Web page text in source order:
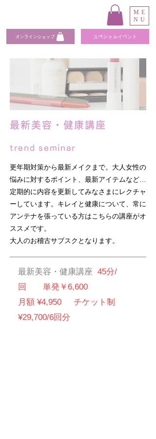
オンラインショップ スペシャルイベント
ME
NU
最新美容・健康講座
trend seminar
更年期対策から最新メイクまで。大人女性の
悩みに対するポイント、最新アイテムなど…
定期的に内容を更新してみなさまにレクチャ
ーしています。 キレイと健康について、常に
アンテナを張っている方はこちらの講座がオ
ススメです。
大人のお稽古サブスクとなります。
最新美容・健康講座 45分/
回 単発￥6,600
月額 ¥4,950 チケット制
¥29,700/6回分